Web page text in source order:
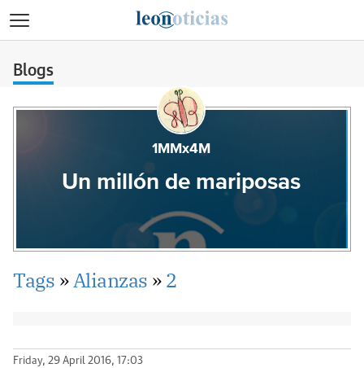
Blogs
1MMx4M
Un millón de mariposas
Tags »Alianzas »2
Friday, 29 April 2016, 17:03